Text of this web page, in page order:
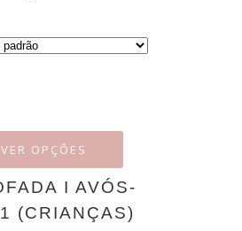
VER OPÇÕES
I AVÓS-
(CRIANÇAS)